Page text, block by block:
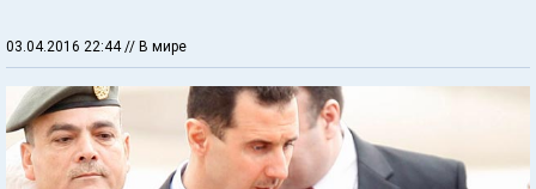
03.04.2016 22:44 // В мире